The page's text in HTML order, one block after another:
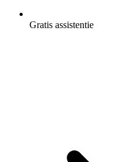
Gratis assistentie